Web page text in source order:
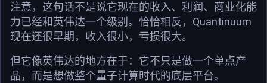
注意，这句话不是说它现在的收入、利润、商业化能
力已经和英伟达一个级别。恰恰相反，Quantinuum
现在还很早期，收入很小，亏损很大。
但它像英伟达的地方在于：它不只是做一个单点产
品，而是想做整个量子计算时代的底层平台。